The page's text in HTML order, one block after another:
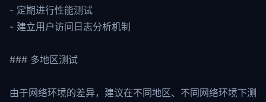
- 定期进行性能测试
- 建立用户访问日志分析机制
### 多地区测试
由于网络环境的差异，建议在不同地区、不同网络环境下测